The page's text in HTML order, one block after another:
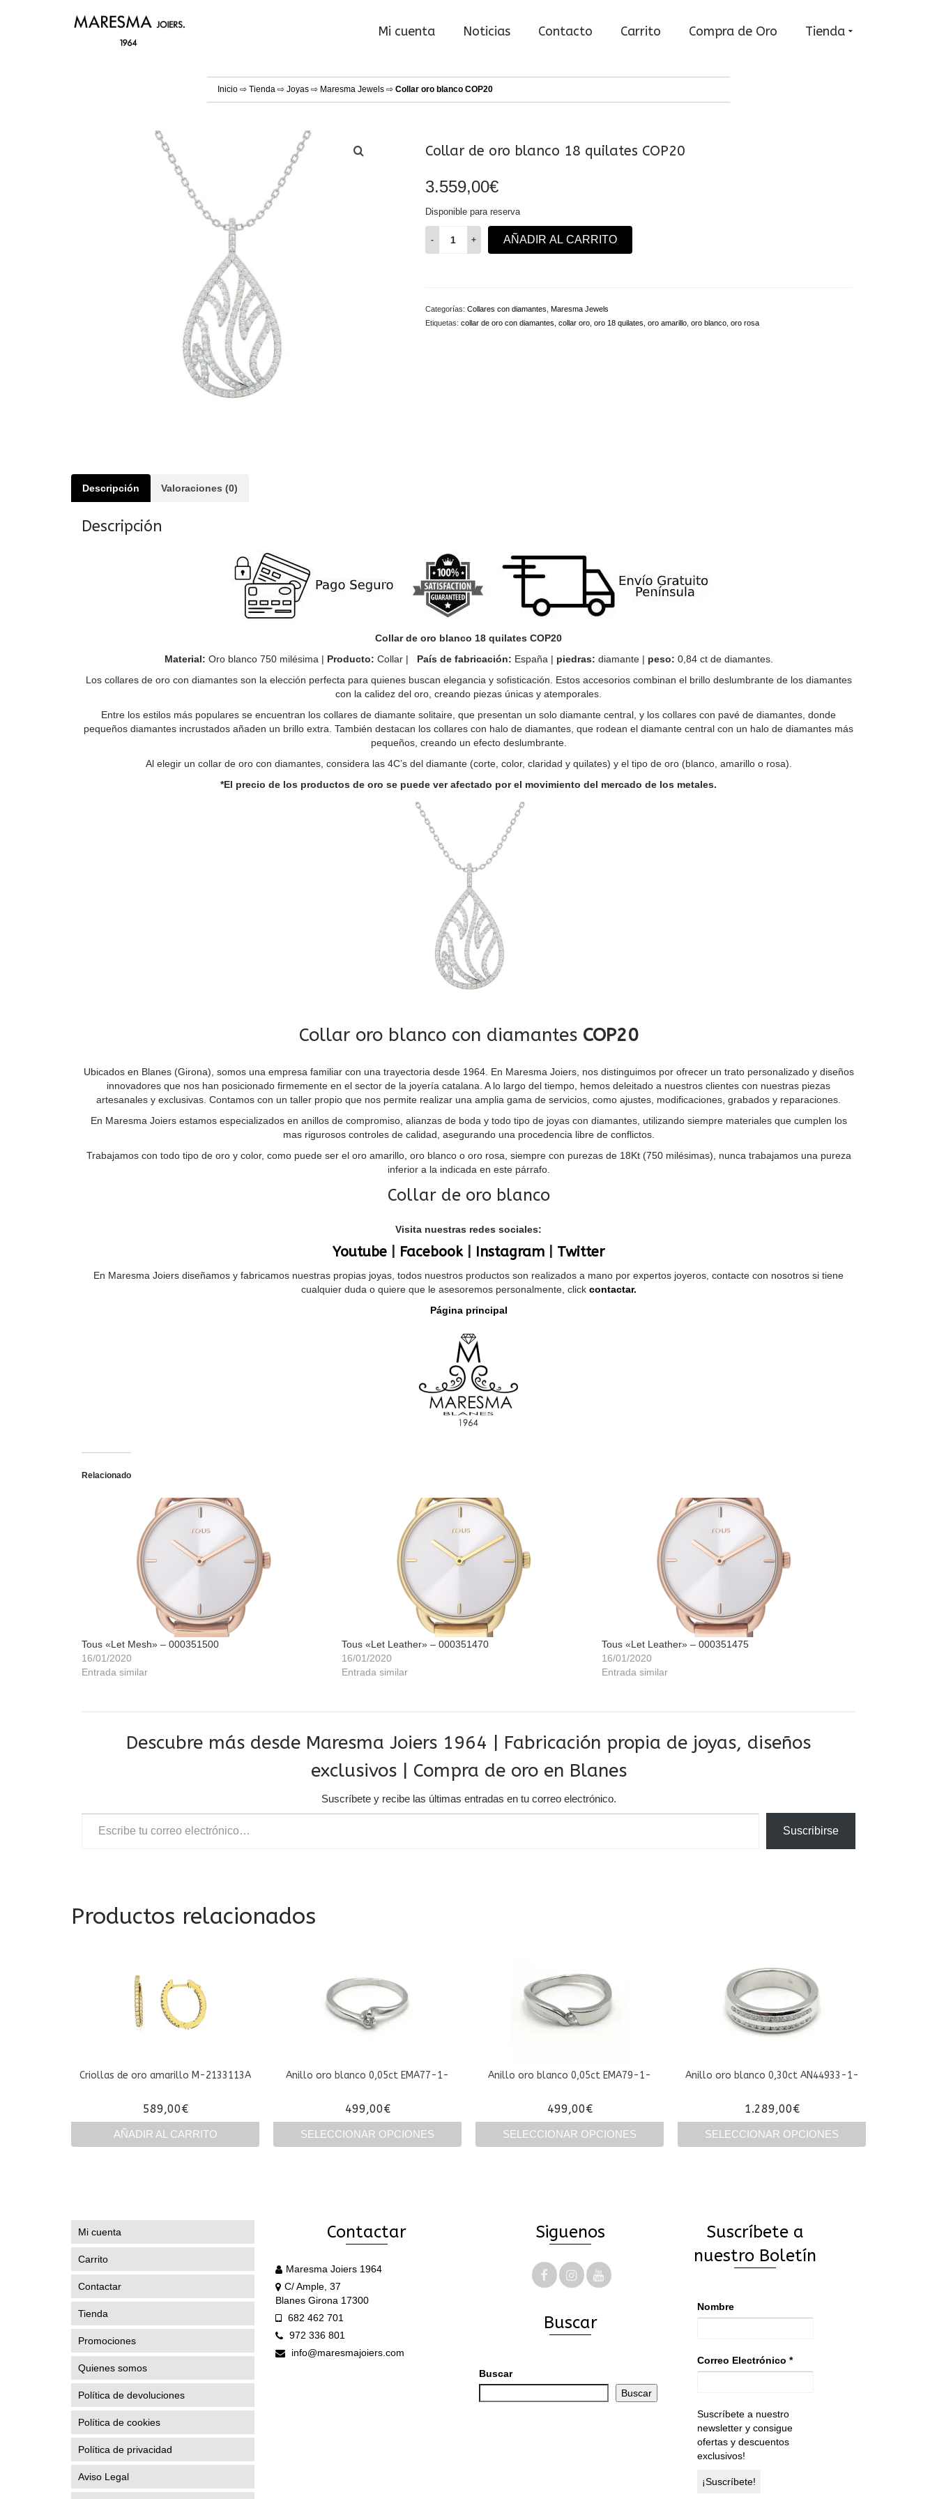
Mi cuenta Noticias Contacto Carrito Compra de Oro Tienda
Inicio ⇨ Tienda ⇨ Joyas ⇨ Maresma Jewels ⇨ Collar oro blanco COP20
Collar de oro blanco 18 quilates COP20
3.559,00€
Disponible para reserva
COP20
AÑADIR AL CARRITO
Categorías: Collares con diamantes Maresma Jewels
Etiquetas: collar de oro con diamantes collar oro, oro 18 quilates oro amarillo, oro blanco, oro rosa
Descripción Valoraciones (0)
Descripción
Collar de oro blanco 18 quilates COP20
Material: Oro blanco 750 milésima | Producto: Collar | País de fabricación: España | piedras: diamante | peso: 0,84 ct de diamantes.
Los collares de oro con diamantes son la elección perfecta para quienes buscan elegancia y sofisticación. Estos accesorios combinan el brillo deslumbrante de los diamantes
con la calidez del oro, creando piezas únicas y atemporales.
Entre los estilos más populares se encuentran los collares de diamante solitaire, que presentan un solo diamante central, y los collares con pavé de diamantes, donde
pequeños diamantes incrustados añaden un brillo extra. También destacan los collares con halo de diamantes, que rodean el diamante central con un halo de diamantes más
pequeños, creando un efecto deslumbrante.
Al elegir un collar de oro con diamantes, considera las 4C’s del diamante (corte, color, claridad y quilates) y el tipo de oro (blanco, amarillo o rosa).
*El precio de los productos de oro se puede ver afectado por el movimiento del mercado de los metales.
Collar oro blanco con diamantes COP20
Ubicados en Blanes (Girona), somos una empresa familiar con una trayectoria desde 1964. En Maresma Joiers, nos distinguimos por ofrecer un trato personalizado y diseños
innovadores que nos han posicionado firmemente en el sector de la joyería catalana. A lo largo del tiempo, hemos deleitado a nuestros clientes con nuestras piezas
artesanales y exclusivas. Contamos con un taller propio que nos permite realizar una amplia gama de servicios, como ajustes, modificaciones, grabados y reparaciones.
En Maresma Joiers estamos especializados en anillos de compromiso, alianzas de boda y todo tipo de joyas con diamantes, utilizando siempre materiales que cumplen los
mas rigurosos controles de calidad, asegurando una procedencia libre de conflictos.
Trabajamos con todo tipo de oro y color, como puede ser el oro amarillo, oro blanco o oro rosa, siempre con purezas de 18Kt (750 milésimas), nunca trabajamos una pureza
inferior a la indicada en este párrafo.
Collar de oro blanco
Visita nuestras redes sociales:
Youtube Facebook| Instagram Twitter
En Maresma Joiers diseñamos y fabricamos nuestras propias joyas, todos nuestros productos son realizados a mano por expertos joyeros, contacte con nosotros si tiene
cualquier duda o quiere que le asesoremos personalmente, clickcontactar.
Página principal
Relacionado
Tous «Let Mesh» – 000351500
16/01/2020
Entrada similar
Tous «Let Leather» – 000351470
16/01/2020
Entrada similar
Tous «Let Leather» – 000351475
16/01/2020
Entrada similar
Descubre más desde Maresma Joiers 1964 | Fabricación propia de joyas, diseños
exclusivos | Compra de oro en Blanes
Suscríbete y recibe las últimas entradas en tu correo electrónico.
Escribe tu correo electrónico…
Suscribirse
Productos relacionados
Criollas de oro amarillo M-2133113A
589,00€
AÑADIR AL CARRITO
Anillo oro blanco 0,05ct EMA77-1-
499,00€
SELECCIONAR OPCIONES
opciones
pueden
la
producto
Anillo oro blanco 0,05ct EMA79-1-
499,00€
SELECCIONAR OPCIONES
opciones
pueden
elegir
página
de
Anillo oro blanco 0,30ct AN44933-1-
1.289,00€
SELECCIONAR OPCIONES
opciones
se
pueden
página
Mi cuenta
Carrito
Contactar
Tienda
Promociones
Quienes somos
Política de devoluciones
Política de cookies
Política de privacidad
Aviso Legal
Contactar
Maresma Joiers 1964
C/ Ample, 37
Blanes Girona 17300
682 462 701
972 336 801
info@maresmajoiers.com
Siguenos
Buscar
Buscar
Buscar
Suscríbete a
nuestro Boletín
Nombre
Correo Electrónico *
Suscríbete a nuestro
newsletter y consigue
ofertas y descuentos
exclusivos!